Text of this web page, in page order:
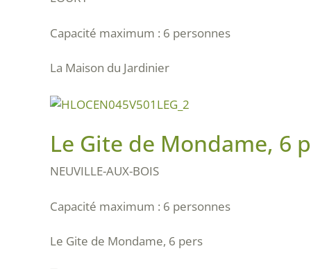
Capacité maximum : 6 personnes
La Maison du Jardinier
Le Gite de Mondame, 6
NEUVILLE-AUX-BOIS
Capacité maximum : 6 personnes
Le Gite de Mondame, 6 pers